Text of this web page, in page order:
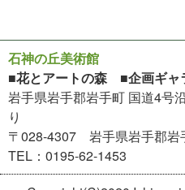
石神の丘美術館
■花とアートの森 ■企画ギャ
岩手県岩手郡岩手町 国道4号
り
〒028-4307 岩手県岩手郡岩
TEL：0195-62-1453